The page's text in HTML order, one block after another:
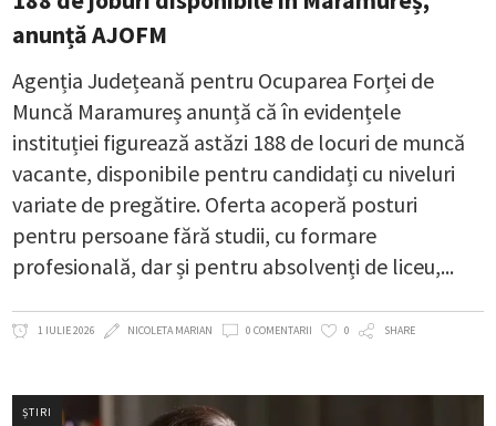
anunță AJOFM
Agenția Județeană pentru Ocuparea Forței de
Muncă Maramureș anunță că în evidențele
instituției figurează astăzi 188 de locuri de muncă
vacante, disponibile pentru candidați cu niveluri
variate de pregătire. Oferta acoperă posturi
pentru persoane fără studii, cu formare
profesională, dar și pentru absolvenți de liceu,
1 IULIE 2026 NICOLETA MARIAN 0 COMENTARII 0 SHARE
ȘTIRI